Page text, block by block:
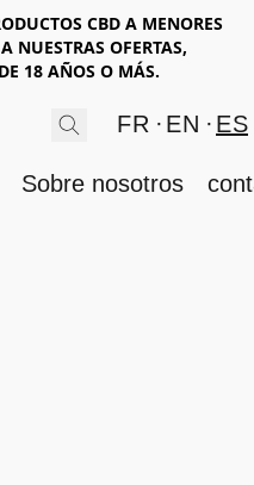
CBD A MENORES
NUESTRAS OFERTAS,
18 AÑOS O MÁS.
FR EN ES
Sobre nosotros